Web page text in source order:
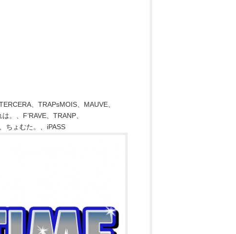
、TRAPsMOIS、MAUVE、
、F’RAVE、TRANP、
ょむた。、iPASS